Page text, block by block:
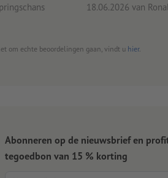
18.06.2026 van
om echte beoordelingen gaan, vindt u hier.
Abonneren op de nieuwsbrief en
tegoedbon van 15 % korting